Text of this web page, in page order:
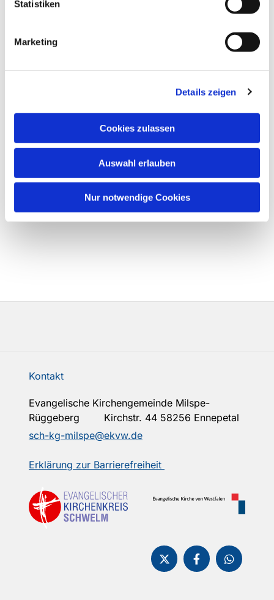
Statistiken
Marketing
Details zeigen
Cookies zulassen
Auswahl erlauben
Nur notwendige Cookies
Kontakt
Evangelische Kirchengemeinde Milspe-
Rüggeberg Kirchstr. 44 58256 Ennepetal
sch-kg-milspe@ekvw.de
Erklärung zur Barrierefreiheit